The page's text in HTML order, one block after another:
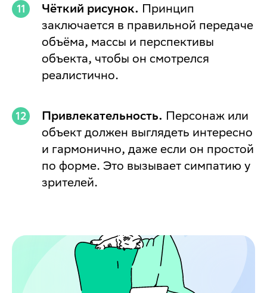
Чёткий рисунок. Принцип
заключается в правильной передаче
объёма, массы и перспективы
объекта, чтобы он смотрелся
реалистично.
Привлекательность. Персонаж или
объект должен выглядеть интересно
и гармонично, даже если он простой
по форме. Это вызывает симпатию у
зрителей.